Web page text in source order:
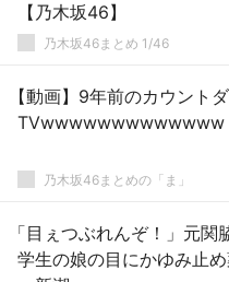
【乃木坂46】
乃木坂46まとめ 1/46
【動画】9年前のカウント
TVwwwwwwwwwwwww
乃木坂46まとめの「ま」
「目ぇつぶれんぞ！」元
学生の娘の目にかゆみ止